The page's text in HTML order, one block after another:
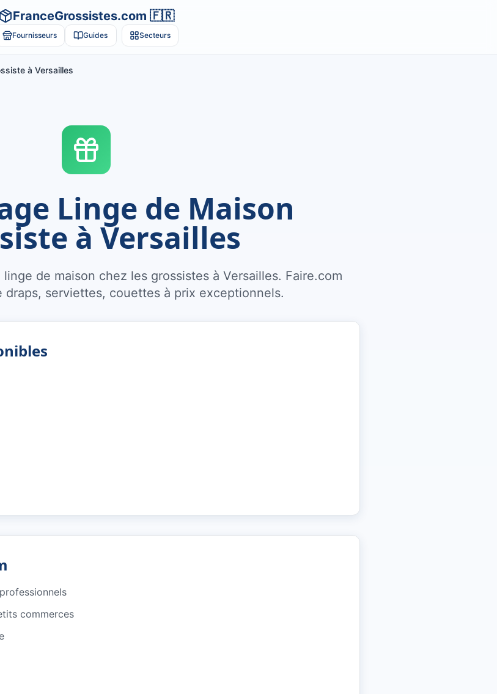
FranceGrossistes.com 🇫🇷
Fournisseurs Guides Secteurs
à Versailles
Linge de Maison
à Versailles
de maison chez les grossistes à Versailles. Faire.com
draps, serviettes, couettes à prix exceptionnels.
commerces